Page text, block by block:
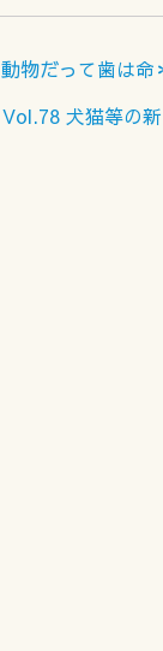
動物だって歯は命
Vol.78 犬猫等の